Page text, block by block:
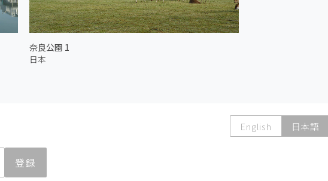
奈良公園 1
日本
English 日本語
登録